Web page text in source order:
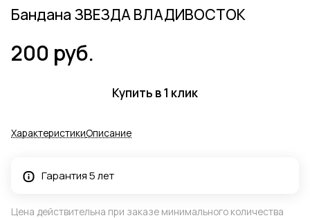
Бандана ЗВЕЗДА ВЛАДИВОСТОК
200 руб.
Купить в 1 клик
ХарактеристикиОписание
Гарантия 5 лет
Цена действительна при заказе минимального количества